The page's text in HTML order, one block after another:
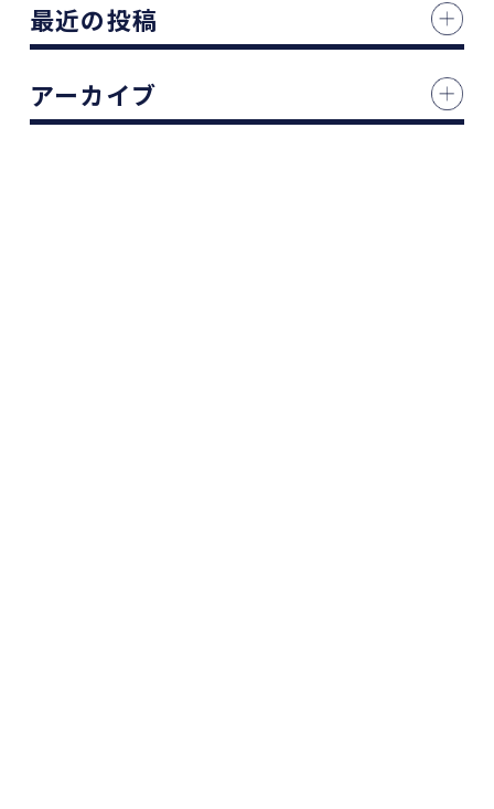
最近の投稿
アーカイブ